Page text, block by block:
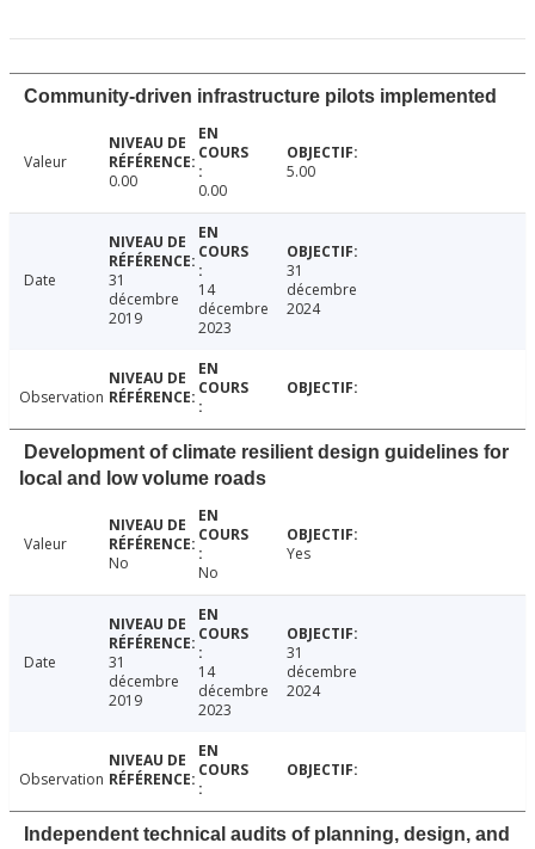
Community-driven infrastructure pilots implemented
Valeur
0.00
0.00
5.00
Date
31
décembre
2019
14
décembre
2023
31
décembre
2024
Observation
Development of climate resilient design guidelines for
local and low volume roads
Valeur
No
No
Yes
Date
31
décembre
2019
14
décembre
2023
31
décembre
2024
Observation
Independent technical audits of planning, design, and